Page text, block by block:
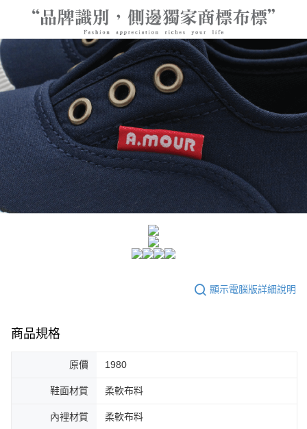
顯示電腦版詳細說明
商品規格
原價 1980
鞋面材質 柔軟布料
內裡材質 柔軟布料